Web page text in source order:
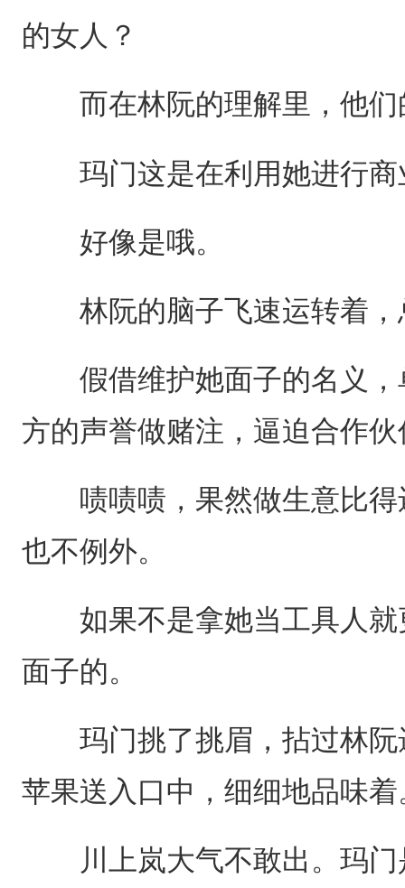
的女人？
而在林阮的理解里，他们
玛门这是在利用她进行商
好像是哦。
林阮的脑子飞速运转着，
假借维护她面子的名义，
方的声誉做赌注，逼迫合作
啧啧啧，果然做生意比得
也不例外。
如果不是拿她当工具人就
面子的。
玛门挑了挑眉，拈过林阮
苹果送入口中，细细地品味着
川上岚大气不敢出。玛门